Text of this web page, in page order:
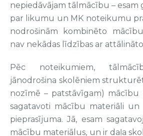
nepiedāvājam tālmācību – esam
par likumu un MK noteikumu
nodrošinām kombinēto
nav nekādas līdzības ar
Pēc noteikumiem,
jānodrošina skolēniem
nozīmē – patstāvīgam) mācību
sagatavoti mācību materiāli un
pieprasījuma. Jā, esam
mācību materiālus, un ir daļa